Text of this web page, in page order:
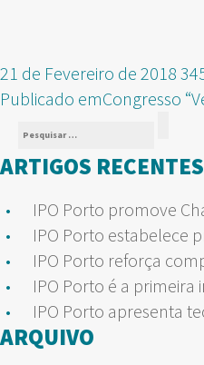
Publicado
em
21 de Fevereiro de 2018
NAVEGAÇÃO
DE
ARTIGOS
Publicado emCongresso
Pesquisar
por:
ARTIGOS RECENTES
IPO Porto promove
IPO Porto estabelece
IPO Porto reforça
IPO Porto é a primeira
IPO Porto apresenta
ARQUIVO